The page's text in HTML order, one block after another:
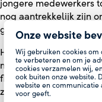
Onze website
Wij gebruiken cookies
te verbeteren en om je
cookies verzamelen wij,
ook buiten onze website.
website en
voor geeft.
jongere medewerkers
nog aantrekkelijk zijn
geïnteresseerden te
Het aantrekken en
medewerkers vereist
flexibiliteit en een
zijn essentieel om als